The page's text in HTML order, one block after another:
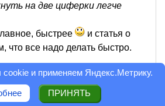
на две циферки легче
быстрее
и статья о
что все надо делать быстро.
статьи: 5
0 Ответить
и применяем Яндекс.Метрику.
ПРИНЯТЬ